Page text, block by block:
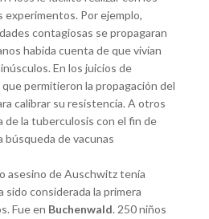
Por ejemplo,
contagiosas se propagaran
habida cuenta de que vivían
En los juicios de
permitieron la propagación del
calibrar su resistencia. A otros
de la tuberculosis con el fin de
búsqueda de vacunas
asesino de Auschwitz tenía
considerada la primera
Fue en Buchenwald. 250 niños